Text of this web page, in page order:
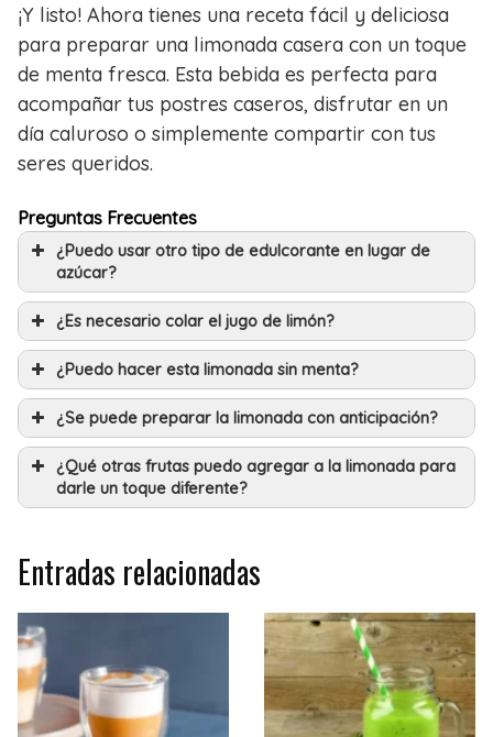
¡Y listo! Ahora tienes una receta fácil y deliciosa
para preparar una limonada casera con un toque
de menta fresca. Esta bebida es perfecta para
acompañar tus postres caseros, disfrutar en un
día caluroso o simplemente compartir con tus
seres queridos.
Preguntas Frecuentes
¿Puedo usar otro tipo de edulcorante en lugar de
azúcar?
¿Es necesario colar el jugo de limón?
¿Puedo hacer esta limonada sin menta?
¿Se puede preparar la limonada con anticipación?
¿Qué otras frutas puedo agregar a la limonada para
darle un toque diferente?
Entradas relacionadas